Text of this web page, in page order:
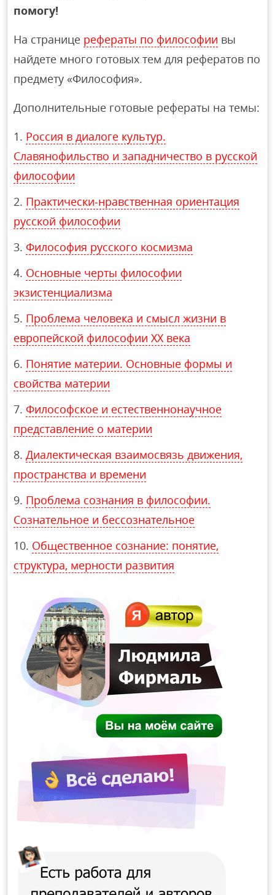
помогу!
На странице рефераты по философии вы
найдете много готовых тем для рефератов по
предмету «Философия».
Дополнительные готовые рефераты на темы:
Россия в диалоге культур.
Славянофильство и западничество в русской
философии
Практически-нравственная ориентация
русской философии
Философия русского космизма
Основные черты философии
экзистенциализма
Проблема человека и смысл жизни в
европейской философии ХХ века
Понятие материи. Основные формы и
свойства материи
Философское и естественнонаучное
представление о материи
Диалектическая взаимосвязь движения,
пространства и времени
Проблема сознания в философии.
Сознательное и бессознательное
Общественное сознание: понятие,
структура, мерности развития